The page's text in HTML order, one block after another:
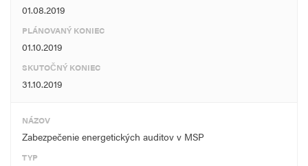
01.08.2019
PLÁNOVANÝ KONIEC
01.10.2019
SKUTOČNÝ KONIEC
31.10.2019
NÁZOV
Zabezpečenie energetických auditov v MSP
TYP